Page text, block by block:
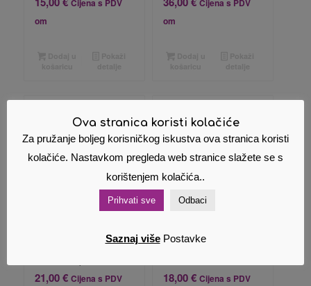
om
om
Epson odpadni
21,00€ Cijena s PDV
Epson EcoTank
18,00€ Cijena s PDV
Ova stranica koristi kolačiće
Za pružanje boljeg korisničkog iskustva ova stranica koristi
kolačiće. Nastavkom pregleda web stranice slažete se s
korištenjem kolačića..
Prihvati sve Odbaci
Saznaj više Postavke